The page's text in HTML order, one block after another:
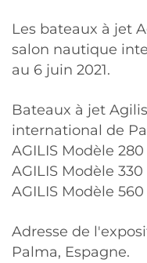
Les bateaux à jet
salon nautique
au 6 juin 2021.
Bateaux à jet
international de
AGILIS Modèle 280
AGILIS Modèle 330
AGILIS Modèle
Adresse de
Palma, Espagne.